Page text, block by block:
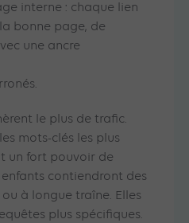
interne : chaque lien
bonne page, de
une ancre
le plus de trafic.
mots-clés les plus
un fort pouvoir de
contiendront des
à longue traîne. Elles
plus spécifiques.